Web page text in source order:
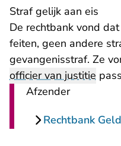
Straf gelijk aan eis
De rechtbank vond
feiten, geen andere
gevangenisstraf. Ze
officier van justitie
Afzender
Rechtbank